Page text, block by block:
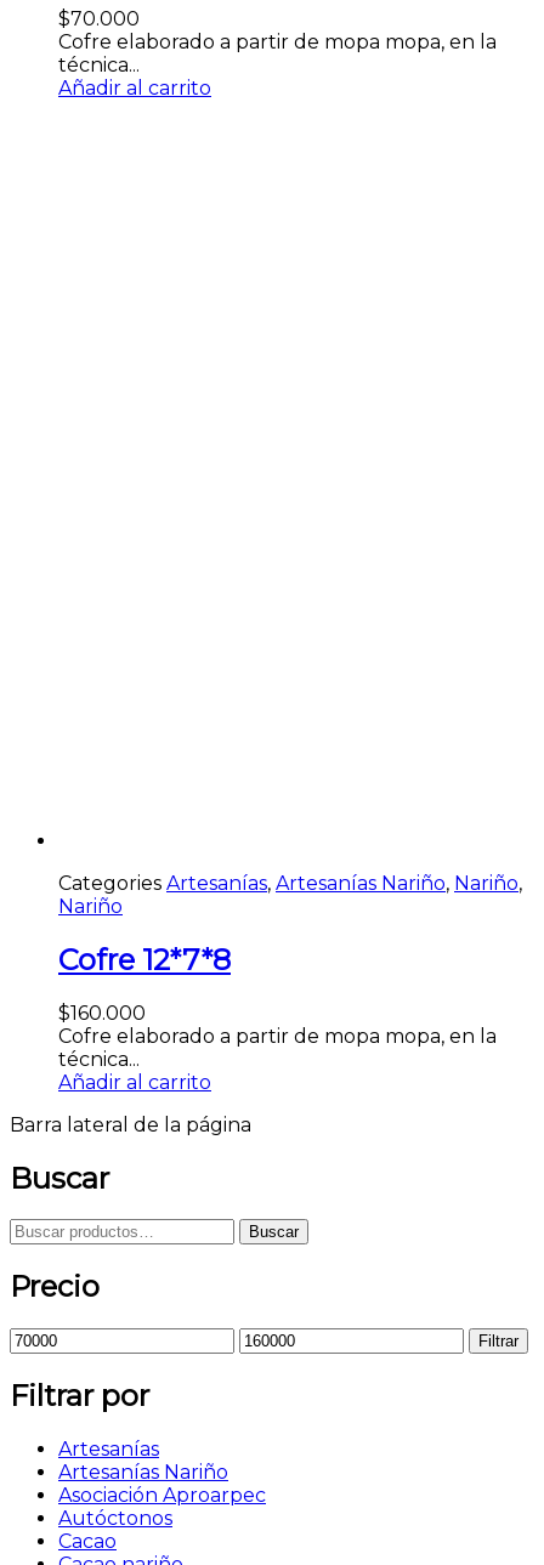
$70.000
Cofre elaborado a partir de mopa mopa, en la
técnica...
Añadir al carrito
Categories Artesanías, Artesanías Nariño, Nariño,
Nariño
Cofre 12*7*8
$160.000
Cofre elaborado a partir de mopa mopa, en la
técnica...
Añadir al carrito
Barra lateral de la página
Buscar
Buscar
Precio
Filtrar
Filtrar por
Artesanías
Artesanías Nariño
Asociación Aproarpec
Autóctonos
Cacao